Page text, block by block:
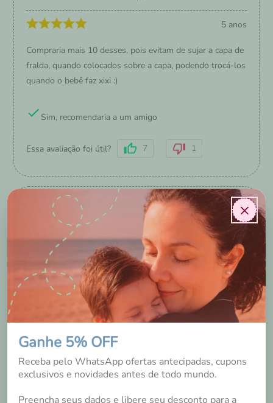
×
Ganhe 5% OFF
Receba pelo WhatsApp ofertas antecipadas, cupons
exclusivos e novidades antes de todo mundo.
Preencha seus dados e libere seu desconto para a
5 anos
Compraria mais 10 desses, pois evitam de sujar a capa de
fralda, quando colocados sobre a capa, podendo trocá-los
quando o bebê faz xixi :)
Sim, recomendaria a um amigo
Essa avaliação foi útil? 7 1
Maria de Lourdes Pereira de lima
São Bernardo do Campo
7 anos
Adorei segura bem o xixi!
Sim, recomendaria a um amigo